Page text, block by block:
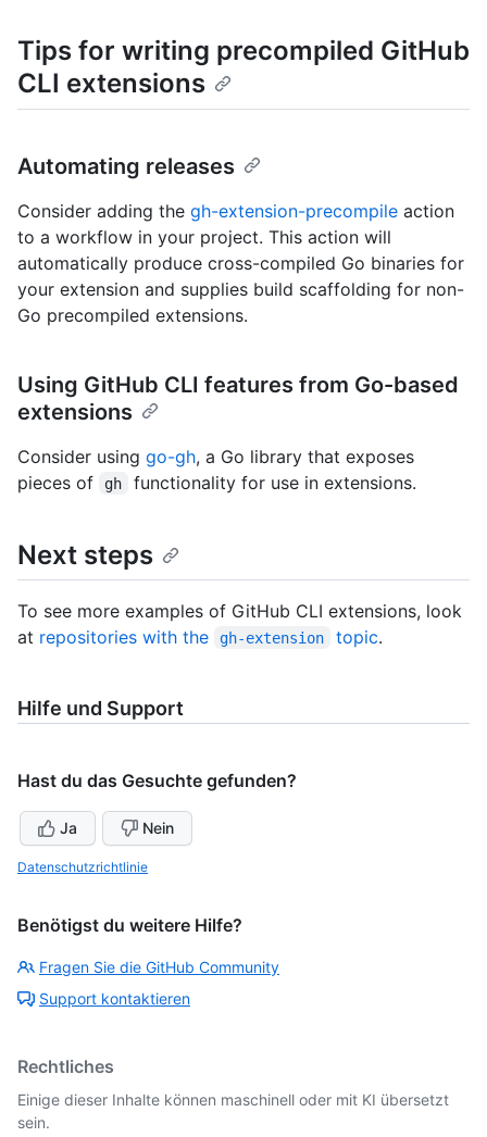
Tips for writing precompiled GitHub
CLI extensions
Automating releases
Consider adding the gh-extension-precompile action
to a workflow in your project. This action will
automatically produce cross-compiled Go binaries for
your extension and supplies build scaffolding for non-
Go precompiled extensions.
Using GitHub CLI features from Go-based
extensions
Consider using go-gh, a Go library that exposes
pieces of
gh functionality for use in extensions.
Next steps
To see more examples of GitHub CLI extensions, look
at repositories with the gh-extension topic.
Hilfe und Support
Hast du das Gesuchte gefunden?
Ja Nein
Datenschutzrichtlinie
Benötigst du weitere Hilfe?
Fragen Sie die GitHub Community
Support kontaktieren
Rechtliches
Einige dieser Inhalte können maschinell oder mit KI übersetzt
sein.